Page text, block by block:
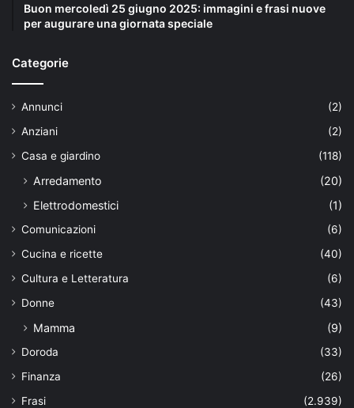
Buon mercoledì 25 giugno 2025: immagini e frasi nuove
per augurare una giornata speciale
Categorie
Annunci
(2)
Anziani
(2)
Casa e giardino
(118)
Arredamento
(20)
Elettrodomestici
(1)
Comunicazioni
(6)
Cucina e ricette
(40)
Cultura e Letteratura
(6)
Donne
(43)
Mamma (9)
Doroda
(33)
Finanza
(26)
Frasi
(2.939)